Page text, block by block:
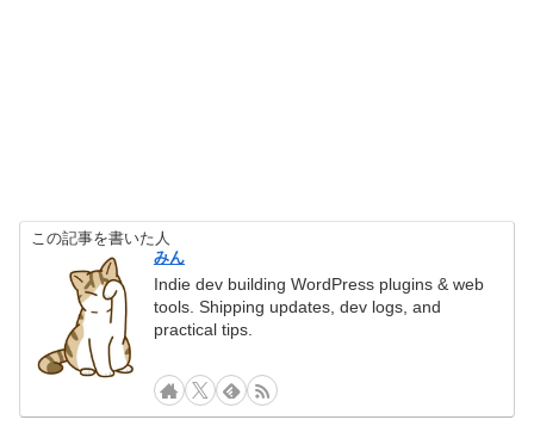
この記事を書いた人
みん
Indie dev building WordPress plugins & web
tools. Shipping updates, dev logs, and
practical tips.